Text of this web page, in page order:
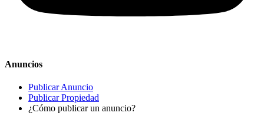
Anuncios
Publicar Anuncio
Publicar Propiedad
¿Cómo publicar un anuncio?